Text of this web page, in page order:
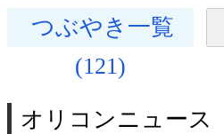
つぶやき一覧
(121)
オリコンニュース